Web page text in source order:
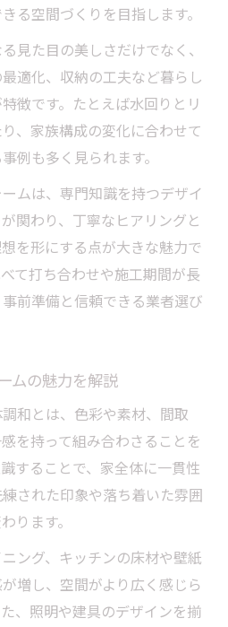
る空間づくりを目指します。
見た目の美しさだけでなく、
適化、収納の工夫など暮らし
徴です。たとえば水回りとリ
、家族構成の変化に合わせて
例も多く見られます。
ムは、専門知識を持つデザイ
関わり、丁寧なヒアリングと
を形にする点が大きな魅力で
て打ち合わせや施工期間が長
前準備と信頼できる業者選び
ムの魅力を解説
和とは、色彩や素材、間取
を持って組み合わさることを
することで、家全体に一貫性
された印象や落ち着いた雰囲
ります。
ング、キッチンの床材や壁紙
増し、空間がより広く感じら
、照明や建具のデザインを揃